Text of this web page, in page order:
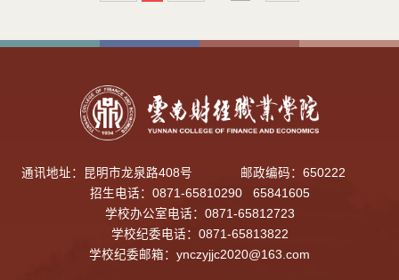
通讯地址：昆明市龙泉路408号
邮政编码：650222
招生电话：0871-65810290 65841605
学校办公室电话：0871-65812723
学校纪委电话：0871-65813822
学校纪委邮箱： ynczyjjc2020@163.com